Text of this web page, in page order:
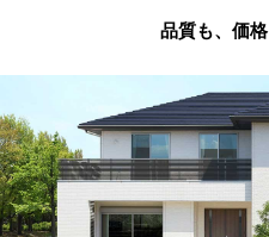
品質も、価格